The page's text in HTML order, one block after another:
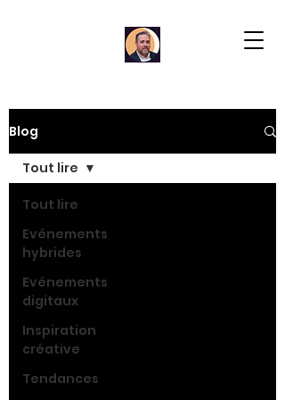
Blog
Tout lire
Evénements
hybrides
Evénements
digitaux
Inspiration
créative
Tendances
Tout lire